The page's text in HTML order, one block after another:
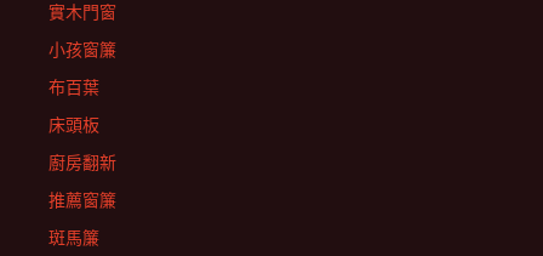
實木門窗
小孩窗簾
布百葉
床頭板
廚房翻新
推薦窗簾
斑馬簾